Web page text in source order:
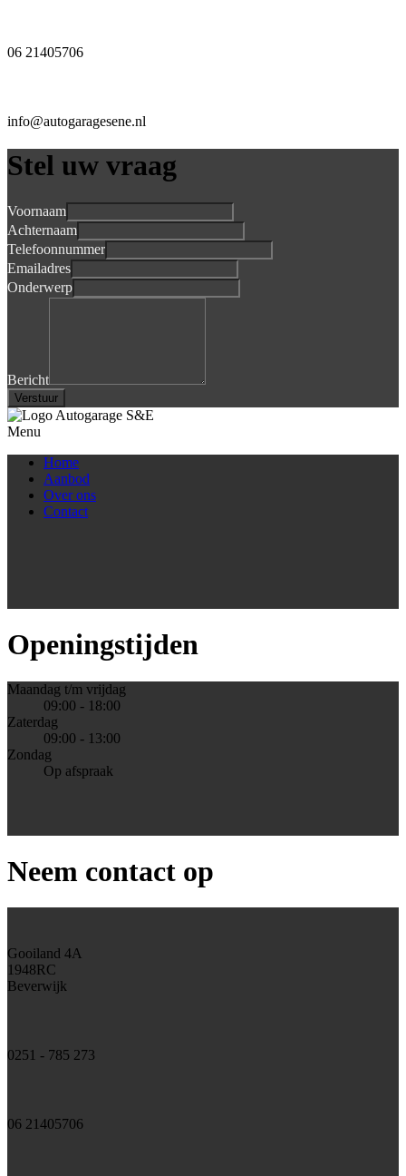
06 21405706
info@autogaragesene.nl
Stel uw vraag
Voornaam
Achternaam
Telefoonnummer
Emailadres
Onderwerp
Bericht
Verstuur
Menu
Home
Aanbod
Over ons
Contact
Openingstijden
Maandag t/m vrijdag
09:00 - 18:00
Zaterdag
09:00 - 13:00
Zondag
Op afspraak
Neem contact op
Gooiland 4A
1948RC
Beverwijk
0251 - 785 273
06 21405706